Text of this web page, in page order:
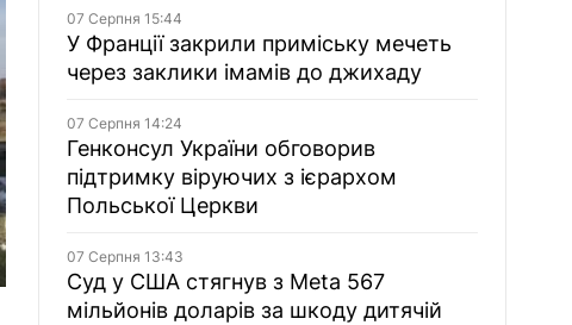
07 Серпня 15:44
У Франції закрили приміську мечеть
через заклики імамів до джихаду
07 Серпня 14:24
Генконсул України обговорив
підтримку віруючих з ієрархом
Польської Церкви
07 Серпня 13:43
Суд у США стягнув з Meta 567
мільйонів доларів за шкоду дитячій